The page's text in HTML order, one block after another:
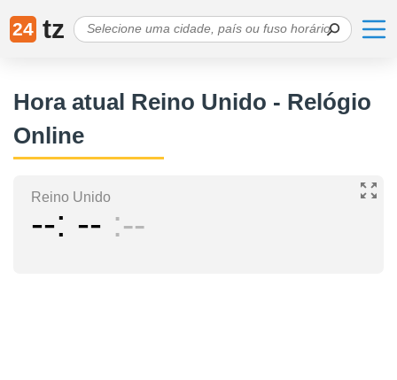
24 tz
Hora atual Reino Unido - Relógio
Online
Reino Unido
-- -- --